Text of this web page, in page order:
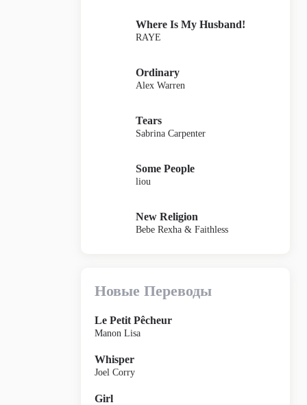
Where Is My Husband!
RAYE
Ordinary
Alex Warren
Tears
Sabrina Carpenter
Some People
liou
New Religion
Bebe Rexha & Faithless
Новые Переводы
Le Petit Pêcheur
Manon Lisa
Whisper
Joel Corry
Girl